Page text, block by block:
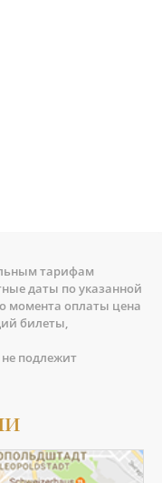
тарифам
даты по указанной
момента оплаты цена
билеты,
подлежит